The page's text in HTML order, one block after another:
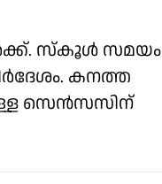
സ്കൂൾ സമയം
കനത്ത
സെൻസസിന്